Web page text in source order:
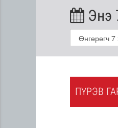
Энэ
ПҮРЭВ